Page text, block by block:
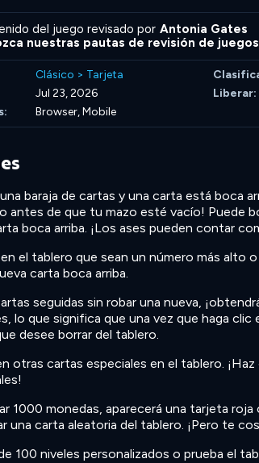
del juego revisado por Antonia Gates
nuestras pautas de revisión de juegos
Clásico > Tarjeta
Jul 23, 2026 Liberar:
Browser, Mobile
baraja de cartas y una carta está boca
antes de que tu mazo esté vacío! Puede
boca arriba. ¡Los ases pueden contar
el tablero que sean un número más alto
carta boca arriba.
seguidas sin robar una nueva,
lo que significa que una vez que haga clic
desee borrar del tablero.
otras cartas especiales en el tablero.
1000 monedas, aparecerá una tarjeta
una carta aleatoria del tablero. ¡Pero te
100 niveles personalizados o prueba el